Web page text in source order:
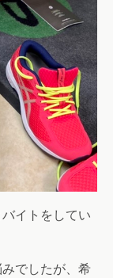
イトをしてい
でしたが、希